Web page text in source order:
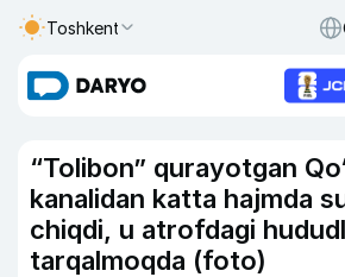
Toshkent
“Tolibon” qurayotgan
kanalidan katta hajmda
chiqdi, u atrofdagi
tarqalmoqda (foto)